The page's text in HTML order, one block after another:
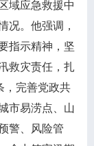
域应急救援中
况。他强调，
指示精神，坚
救灾责任，扎
，完善党政共
市易涝点、山
警、风险管